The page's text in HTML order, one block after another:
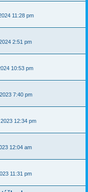
11:28 pm
2:51 pm
10:53 pm
7:40 pm
12:34 pm
12:04 am
11:31 pm